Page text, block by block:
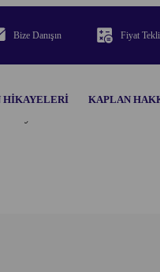
Bize Danışın Fiyat
HIKAYELERI KAPLAN
bakımından her